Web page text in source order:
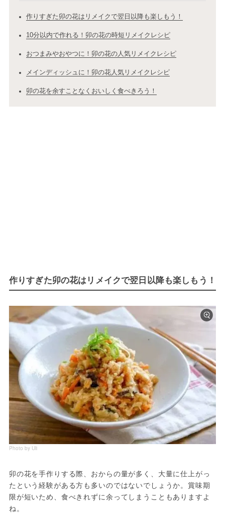
作りすぎた卯の花はリメイクで翌日以降も楽しもう！
10分以内で作れる！卯の花の時短リメイクレシピ
おつまみやおやつに！卯の花の人気リメイクレシピ
メインディッシュに！卯の花人気リメイクレシピ
卯の花を余すことなくおいしく食べきろう！
作りすぎた卯の花はリメイクで翌日以降も楽しもう！
Photo by Uli
卯の花を手作りする際、おからの量が多く、大量に仕上がっ
たという経験がある方も多いのではないでしょうか。賞味期
限が短いため、食べきれずに余ってしまうこともありますよ
ね。